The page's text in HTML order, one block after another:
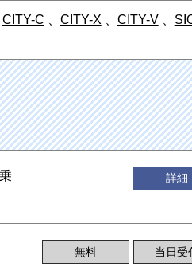
CITY-C CITY-X CITY-V、
詳細
無料 当日受